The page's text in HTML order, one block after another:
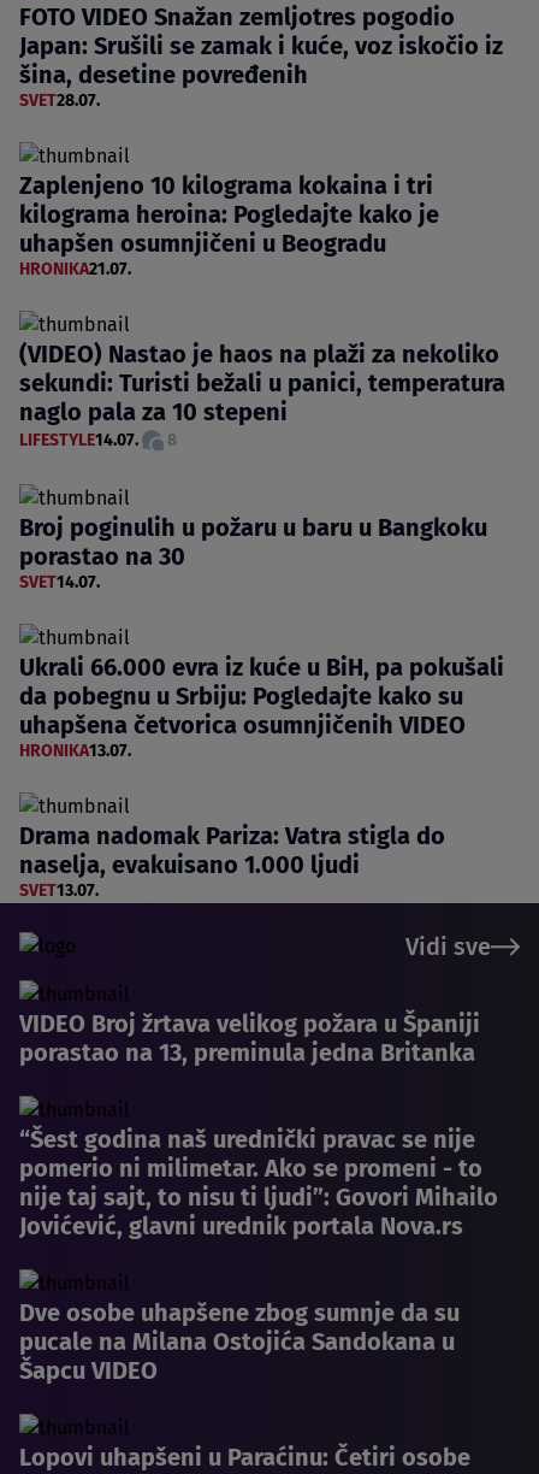
FOTO VIDEO Snažan zemljotres pogodio
Japan: Srušili se zamak i kuće, voz iskočio iz
šina, desetine povređenih
SVET28.07.
Zaplenjeno 10 kilograma kokaina i tri
kilograma heroina: Pogledajte kako je
uhapšen osumnjičeni u Beogradu
HRONIKA21.07.
(VIDEO) Nastao je haos na plaži za nekoliko
sekundi: Turisti bežali u panici, temperatura
naglo pala za 10 stepeni
LIFESTYLE14.07. 8
Broj poginulih u požaru u baru u Bangkoku
porastao na 30
SVET14.07.
Ukrali 66.000 evra iz kuće u BiH, pa pokušali
da pobegnu u Srbiju: Pogledajte kako su
uhapšena četvorica osumnjičenih VIDEO
HRONIKA13.07.
Drama nadomak Pariza: Vatra stigla do
naselja, evakuisano 1.000 ljudi
SVET13.07.
Vidi sve
VIDEO Broj žrtava velikog požara u Španiji
porastao na 13, preminula jedna Britanka
“Šest godina naš urednički pravac se nije
pomerio ni milimetar. Ako se promeni - to
nije taj sajt, to nisu ti ljudi”: Govori Mihailo
Jovićević, glavni urednik portala Nova.rs
Dve osobe uhapšene zbog sumnje da su
pucale na Milana Ostojića Sandokana u
Šapcu VIDEO
Lopovi uhapšeni u Paraćinu: Četiri osobe